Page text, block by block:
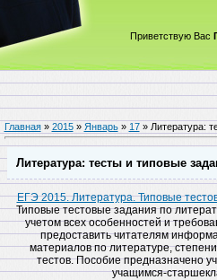
Приветствую Вас
Главная» 2015 » Январь » 17» Литература:
Литература: тесты и типовые
ЕГЭ 2015. Литература. Типовые
Типовые тестовые задания по
учетом всех особенностей и
предоставить читателям
материалов по литературе,
тестов. Пособие предназначено
учащимся-